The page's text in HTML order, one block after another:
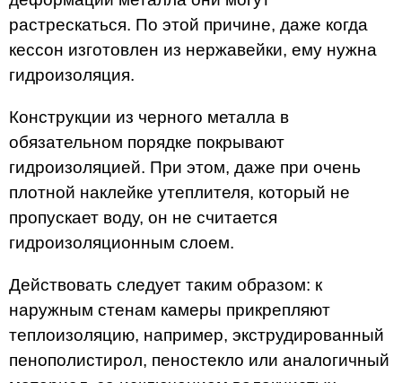
растрескаться. По этой причине, даже когда
кессон изготовлен из нержавейки, ему нужна
гидроизоляция.
Конструкции из черного металла в
обязательном порядке покрывают
гидроизоляцией. При этом, даже при очень
плотной наклейке утеплителя, который не
пропускает воду, он не считается
гидроизоляционным слоем.
Действовать следует таким образом: к
наружным стенам камеры прикрепляют
теплоизоляцию, например, экструдированный
пенополистирол, пеностекло или аналогичный